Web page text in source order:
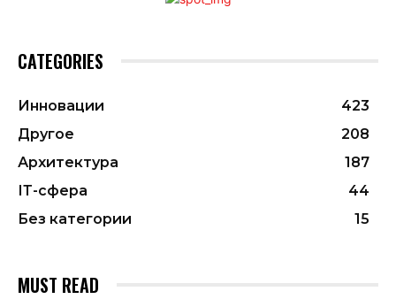
CATEGORIES
Инновации
423
Другое
208
Архитектура
187
ІТ-сфера
44
Без категории
15
MUST READ